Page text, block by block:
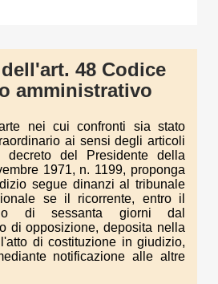
48 Codice
amministrativo
nei cui confronti sia stato
ai sensi degli articoli
del Presidente della
1971, n. 1199, proponga
segue dinanzi al tribunale
se il ricorrente, entro il
di sessanta giorni dal
di opposizione, deposita nella
di costituzione in giudizio,
notificazione alle altre